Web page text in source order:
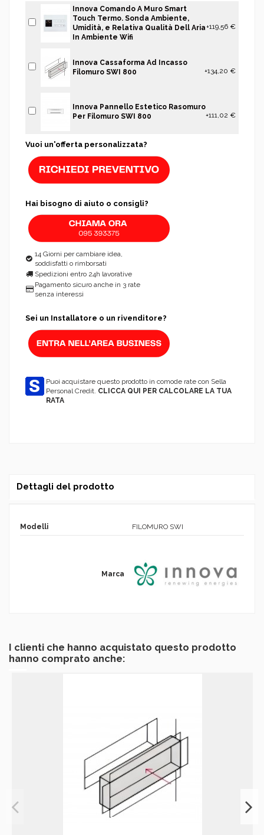
Innova Comando A Muro Smart
Touch Termo. Sonda Ambiente,
Umidità, e Relativa Qualità Dell Aria
In Ambiente Wifi
+119,56 €
Innova Cassaforma Ad Incasso
Filomuro SWI 800
+134,20 €
Innova Pannello Estetico Rasomuro
Per Filomuro SWI 800
+111,02 €
Vuoi un'offerta personalizzata?
Hai bisogno di aiuto o consigli?
14 Giorni per cambiare idea,
soddisfatti o rimborsati
Spedizioni entro 24h lavorative
Pagamento sicuro anche in 3 rate
senza interessi
Sei un Installatore o un rivenditore?
Puoi acquistare questo prodotto in comode rate con Sella
Personal Credit. CLICCA QUI PER CALCOLARE LA TUA
RATA
Dettagli del prodotto
Modelli FILOMURO SWI
Marca
I clienti che hanno acquistato questo prodotto
hanno comprato anche: